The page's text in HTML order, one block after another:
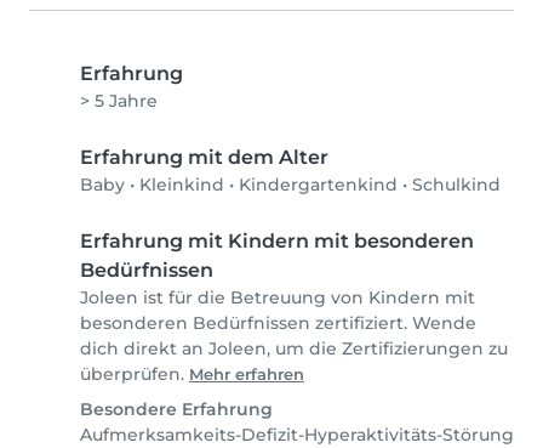
Erfahrung
> 5 Jahre
Erfahrung mit dem Alter
Baby • Kleinkind • Kindergartenkind • Schulkind
Erfahrung mit Kindern mit besonderen
Bedürfnissen
Joleen ist für die Betreuung von Kindern mit
besonderen Bedürfnissen zertifiziert. Wende
dich direkt an Joleen, um die Zertifizierungen zu
überprüfen. Mehr erfahren
Besondere Erfahrung
Aufmerksamkeits-Defizit-Hyperaktivitäts-Störung